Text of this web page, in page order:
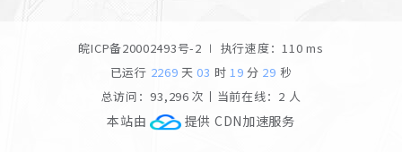
皖ICP备20002493号-2 ∣ 执行速度：110 ms
已运行 2269 天03 时 19 分 30 秒
总访问：93,296 次丨 当前在线： 2 人
本站由 提供 CDN加速服务